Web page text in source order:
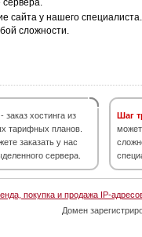
сервера.
сайта у нашего
сложности.
- заказ хостинга из
тарифных планов.
заказать у нас
сервера.
Шаг
покупка и продажа IP-
Домен